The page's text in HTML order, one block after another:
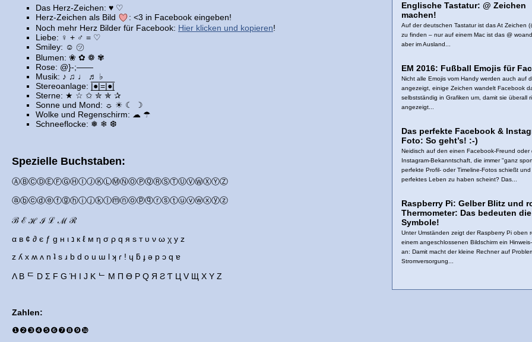
Das Herz-Zeichen: ♥ ♡
Herz-Zeichen als Bild
: <3 in Facebook eingeben!
Noch mehr Herz Bilder für Facebook: Hier klicken und kopieren!
Liebe: ♀ + ♂ = ♡
Smiley: ☺ ㋡
Blumen: ❀ ✿ ❁ ✾
Rose: @}-;——
Musik: ♪ ♫ ♩ ♬ ♭
Stereoanlage: |̲̅̅●̲̅̅|̲̅̅=̲̅̅|̲̅̅●̲̅̅|
Sterne: ★ ☆ ✩ ✮ ✯ ✰
Sonne und Mond: ☼ ☀ ☾ ☽
Wolke und Regenschirm: ☁ ☂
Schneeflocke: ❅ ❄ ❆
Spezielle Buchstaben:
ⒶⒷⒸⒹⒺⒻⒼⒽⒾⒿⓀⓁⓂⓃⓄⓅⓆⓇⓈⓉⓊⓋⓌⓍⓎⓏ
ⓐⓑⓒⓓⓔⓕⓖⓗⓘⓙⓚⓛⓜⓝⓞⓟⓠⓡⓢⓣⓤⓥⓦⓧⓨⓩ
ℬ ℰ ℋ ℐ ℒ ℳ ℛ
α в ¢ ∂ є ƒ g н ι נ к ℓ м η σ ρ q я ѕ т υ ν ω χ у z
z ʎ x ʍ ʌ n ʇ s ɹ b d o u ɯ l ʞ ɾ ! ɥ ƃ ɟ ǝ p ɔ q ɐ
Λ B ᄃ D Σ F G Ή I J K ᄂ M П Ө P Q Я Ƨ Ƭ Ц V Щ X Y Z
Zahlen:
❶❷❸❹❺❻❼❽❾❿
Englische Tastatur: @ Zeichen
machen!
Auf der deutschen Tastatur ist das At Zeichen
zu finden – nur auf einem Mac ist das @
aber im Ausland...
EM 2016: Fußball Emojis für
Nicht alle Emojis vom Handy werden auch auf
angezeigt, einige Zeichen wandelt Facebook
selbstständig in Grafiken um, damit sie überall
angezeigt...
Das perfekte Facebook &
Foto: So geht’s! :-)
Neidisch auf den einen Facebook-Freund oder
Instagram-Bekanntschaft, die immer "ganz
perfekte Profil- oder Timeline-Fotos schießt und
perfektes Leben zu haben scheint? Das...
Raspberry Pi: Gelber Blitz und
Thermometer: Das bedeuten die
Symbole!
Unter Umständen zeigt der Raspberry Pi oben
einem angeschlossenen Bildschirm ein
an: Damit macht der kleine Rechner auf
Stromversorgung...